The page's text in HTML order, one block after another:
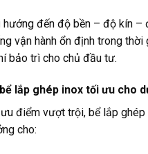
hướng đến độ bền – độ kín –
vận hành ổn định trong thời
bảo trì cho chủ đầu tư.
lắp ghép inox tối ưu cho
điểm vượt trội, bể lắp ghép
cho: